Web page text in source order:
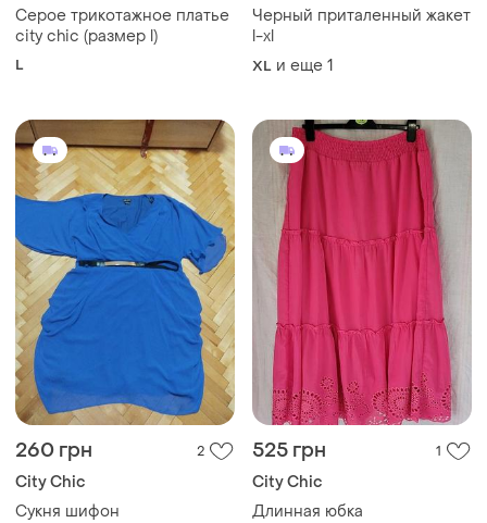
Серое трикотажное платье
city chic (размер l)
L
Черный приталенный жакет
l-xl
XL и еще 1
260 грн 2
City Chic
Сукня шифон
525 грн 1
City Chic
Длинная юбка